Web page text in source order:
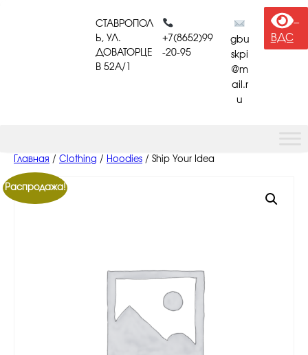
СТАВРОПОЛ
Ь, УЛ.
ДОВАТОРЦЕ
В 52A/1
+7(8652)99
-20-95
gbu
skpi
@m
ail.r
u
ВДС
Главная / Clothing / Hoodies / Ship Your Idea
Распродажа!